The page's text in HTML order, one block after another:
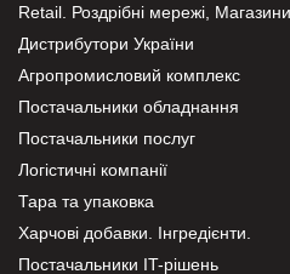
Retail. Роздрібні мережі, Магазини
Дистрибутори України
Агропромисловий комплекс
Постачальники обладнання
Постачальники послуг
Логістичні компанії
Тара та упаковка
Харчові добавки. Інгредієнти.
Постачальники IT-рішень